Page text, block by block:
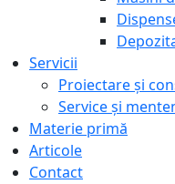
Servicii
Proiectare și
Service și
Materie primă
Articole
Contact